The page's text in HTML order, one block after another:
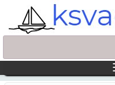
Skip to main content